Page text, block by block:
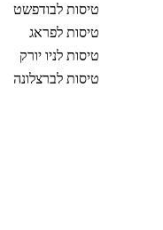
טיסות לבודפשט
טיסות לפראג
טיסות לניו יורק
טיסות לברצלונה